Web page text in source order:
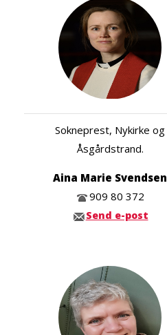
Sokneprest, Nykirke og
Åsgårdstrand.
Aina Marie Svendsen
909 80 372
Send e-post